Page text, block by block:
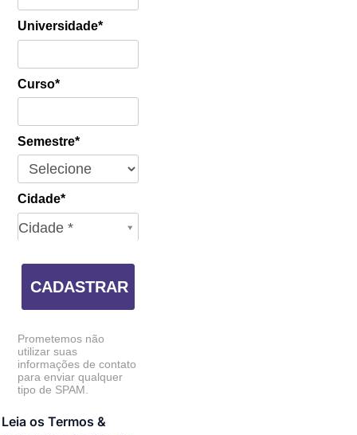
Universidade*
Curso*
Semestre*
Cidade*
Cidade *
Cidade*
CADASTRAR
Prometemos não
utilizar suas
informações de contato
para enviar qualquer
tipo de SPAM.
Leia os Termos &